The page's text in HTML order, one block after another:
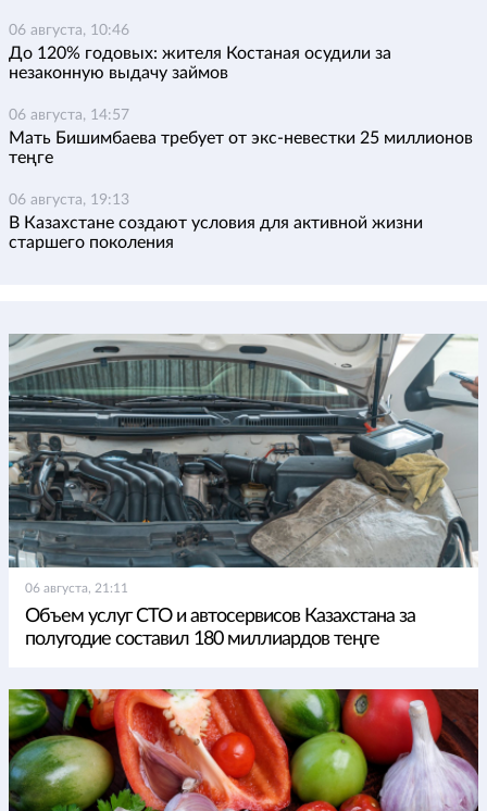
06 августа, 10:46
До 120% годовых: жителя Костаная осудили за
незаконную выдачу займов
06 августа, 14:57
Мать Бишимбаева требует от экс-невестки 25 миллионов
теңге
06 августа, 19:13
В Казахстане создают условия для активной жизни
старшего поколения
06 августа, 21:11
Объем услуг СТО и автосервисов Казахстана за
полугодие составил 180 миллиардов теңге